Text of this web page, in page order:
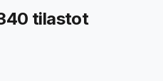
tilastot